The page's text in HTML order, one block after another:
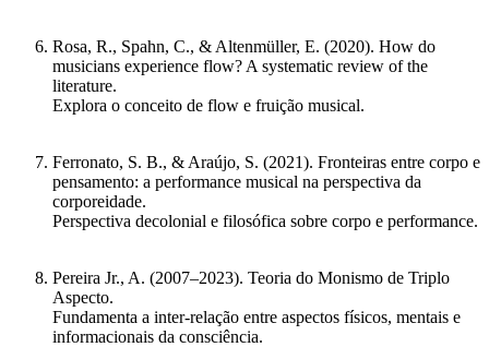
Rosa, R., Spahn, C., & Altenmüller, E. (2020). How do
musicians experience flow? A systematic review of the
literature.
Explora o conceito de flow e fruição musical.
Ferronato, S. B., & Araújo, S. (2021). Fronteiras entre corpo e
pensamento: a performance musical na perspectiva da
corporeidade.
Perspectiva decolonial e filosófica sobre corpo e performance.
Pereira Jr., A. (2007–2023). Teoria do Monismo de Triplo
Aspecto.
Fundamenta a inter-relação entre aspectos físicos, mentais e
informacionais da consciência.